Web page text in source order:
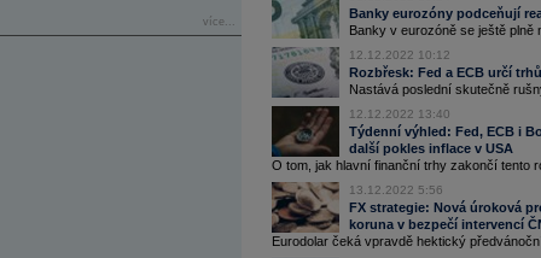
více...
Banky eurozóny podceňují
Banky v eurozóně se ještě plně
12.12.2022 10:12
Rozbřesk: Fed a ECB určí
Nastává poslední skutečně
12.12.2022 13:40
Týdenní výhled: Fed, ECB i
další pokles inflace v USA
O tom, jak hlavní finanční trhy zakončí tento
13.12.2022 5:56
FX strategie: Nová úroková
koruna v bezpečí intervencí
Eurodolar čeká vpravdě hektický